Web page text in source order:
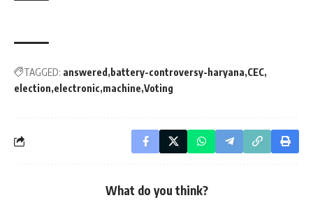
TAGGED: answered battery-controversy-haryana CEC
election electronic machine Voting
What do you think?